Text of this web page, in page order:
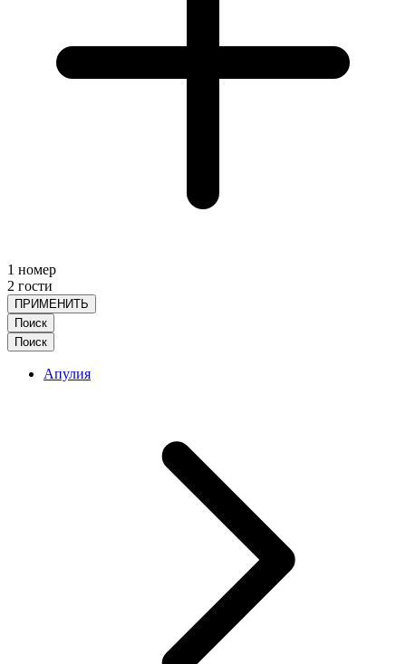
1 номер
2 гости
ПРИМЕНИТЬ
Поиск
Поиск
Апулия